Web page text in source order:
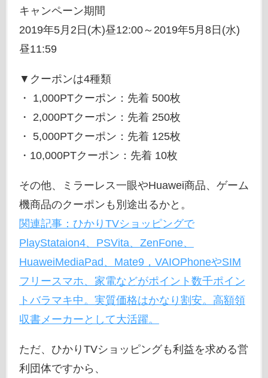
キャンペーン期間
2019年5月2日(木)昼12:00～2019年5月8日(水)
昼11:59
▼クーポンは4種類
・ 1,000PTクーポン：先着 500枚
・ 2,000PTクーポン：先着 250枚
・ 5,000PTクーポン：先着 125枚
・10,000PTクーポン：先着 10枚
その他、ミラーレス一眼やHuawei商品、ゲーム
機商品のクーポンも別途出るかと。
関連記事：ひかりTVショッピングで
PlayStataion4、PSVita、ZenFone、
HuaweiMediaPad、Mate9，VAIOPhoneやSIM
フリースマホ、家電などがポイント数千ポイン
トバラマキ中。実質価格はかなり割安。高額領
収書メーカーとして大活躍。
ただ、ひかりTVショッピングも利益を求める営
利団体ですから、